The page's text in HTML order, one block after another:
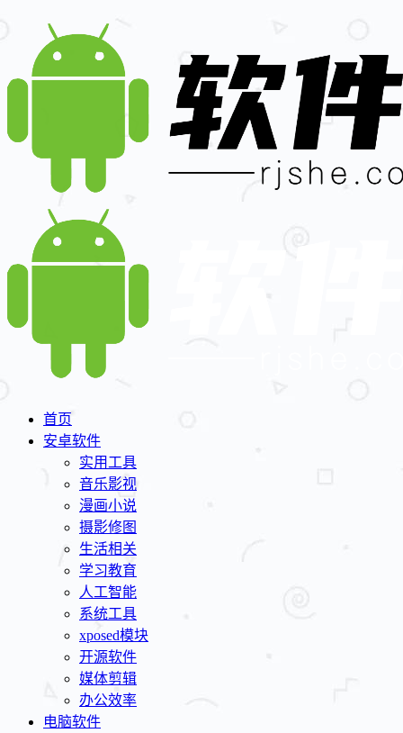
首页
安卓软件
实用工具
音乐影视
漫画小说
摄影修图
生活相关
学习教育
人工智能
系统工具
xposed模块
开源软件
媒体剪辑
办公效率
电脑软件